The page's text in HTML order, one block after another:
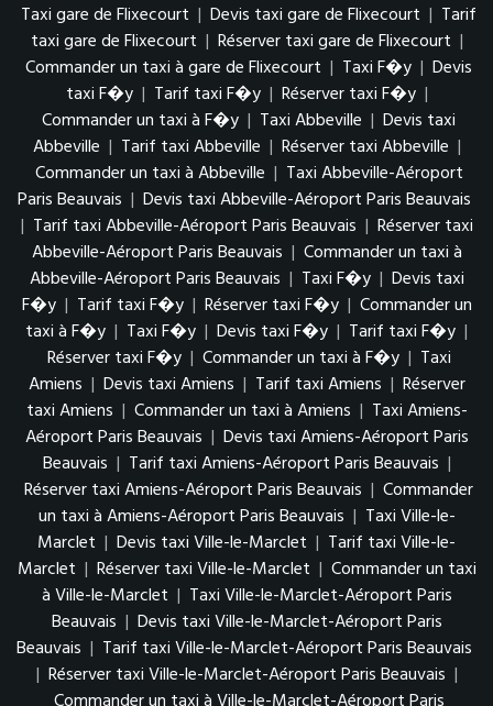
Taxi gare de Flixecourt | Devis taxi gare de Flixecourt | Tarif
taxi gare de Flixecourt | Réserver taxi gare de Flixecourt |
Commander un taxi à gare de Flixecourt | Taxi F�y | Devis
taxi F�y | Tarif taxi F�y | Réserver taxi F�y |
Commander un taxi à F�y | Taxi Abbeville | Devis taxi
Abbeville | Tarif taxi Abbeville | Réserver taxi Abbeville |
Commander un taxi à Abbeville | Taxi Abbeville-Aéroport
Paris Beauvais | Devis taxi Abbeville-Aéroport Paris Beauvais
| Tarif taxi Abbeville-Aéroport Paris Beauvais | Réserver taxi
Abbeville-Aéroport Paris Beauvais | Commander un taxi à
Abbeville-Aéroport Paris Beauvais | Taxi F�y | Devis taxi
F�y | Tarif taxi F�y | Réserver taxi F�y | Commander un
taxi à F�y | Taxi F�y | Devis taxi F�y | Tarif taxi F�y |
Réserver taxi F�y | Commander un taxi à F�y | Taxi
Amiens | Devis taxi Amiens | Tarif taxi Amiens | Réserver
taxi Amiens | Commander un taxi à Amiens | Taxi Amiens-
Aéroport Paris Beauvais | Devis taxi Amiens-Aéroport Paris
Beauvais | Tarif taxi Amiens-Aéroport Paris Beauvais |
Réserver taxi Amiens-Aéroport Paris Beauvais | Commander
un taxi à Amiens-Aéroport Paris Beauvais | Taxi Ville-le-
Marclet | Devis taxi Ville-le-Marclet | Tarif taxi Ville-le-
Marclet | Réserver taxi Ville-le-Marclet | Commander un taxi
à Ville-le-Marclet | Taxi Ville-le-Marclet-Aéroport Paris
Beauvais | Devis taxi Ville-le-Marclet-Aéroport Paris
Beauvais | Tarif taxi Ville-le-Marclet-Aéroport Paris Beauvais
| Réserver taxi Ville-le-Marclet-Aéroport Paris Beauvais |